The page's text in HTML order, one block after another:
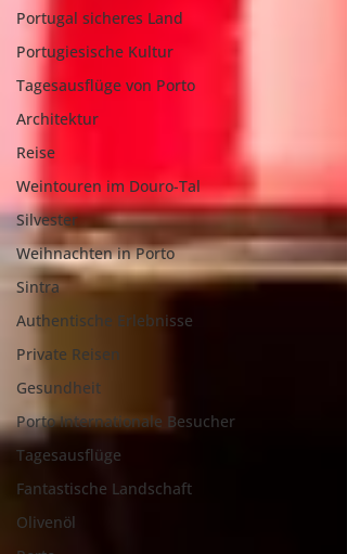
Portugal sicheres Land
Portugiesische Kultur
Tagesausflüge von Porto
Architektur
Reise
Weintouren im Douro-Tal
Silvester
Weihnachten in Porto
Sintra
Authentische Erlebnisse
Private Reisen
Gesundheit
Porto Internationale Besucher
Tagesausflüge
Fantastische Landschaft
Olivenöl